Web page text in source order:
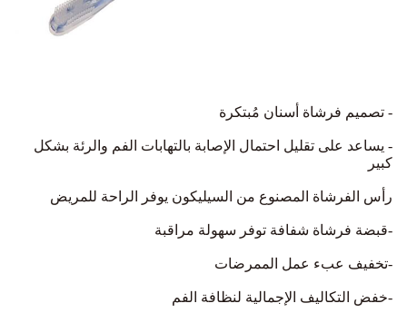
- تصميم فرشاة أسنان مُبتكرة
- يساعد على تقليل احتمال الإصابة بالتهابات الفم والرئة بشكل
كبير
رأس الفرشاة المصنوع من السيليكون يوفر الراحة للمريض
-قبضة فرشاة شفافة توفر سهولة مراقبة
-تخفيف عبء عمل الممرضات
-خفض التكاليف الإجمالية لنظافة الفم